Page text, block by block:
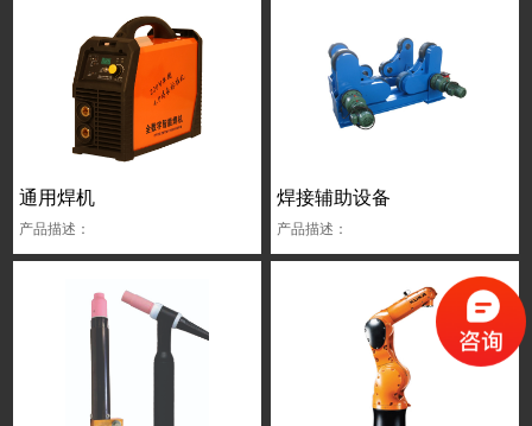
要行业。
通用焊机
产品描述：
焊接辅助设备
产品描述：